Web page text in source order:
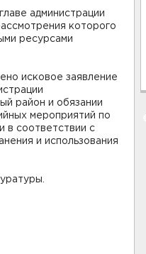
администрации
которого
ресурсами
исковое заявление
район и обязании
мероприятий по
в соответствии с
и использования